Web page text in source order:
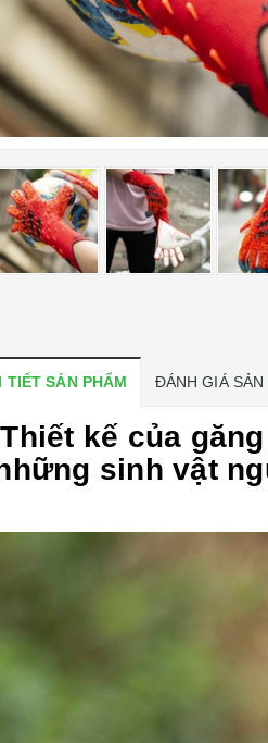
TIẾT SẢN PHẨM ĐÁNH GIÁ SẢN
Thiết kế của
sinh vật